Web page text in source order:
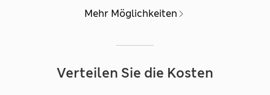
Mehr Möglichkeiten
Verteilen Sie die Kosten